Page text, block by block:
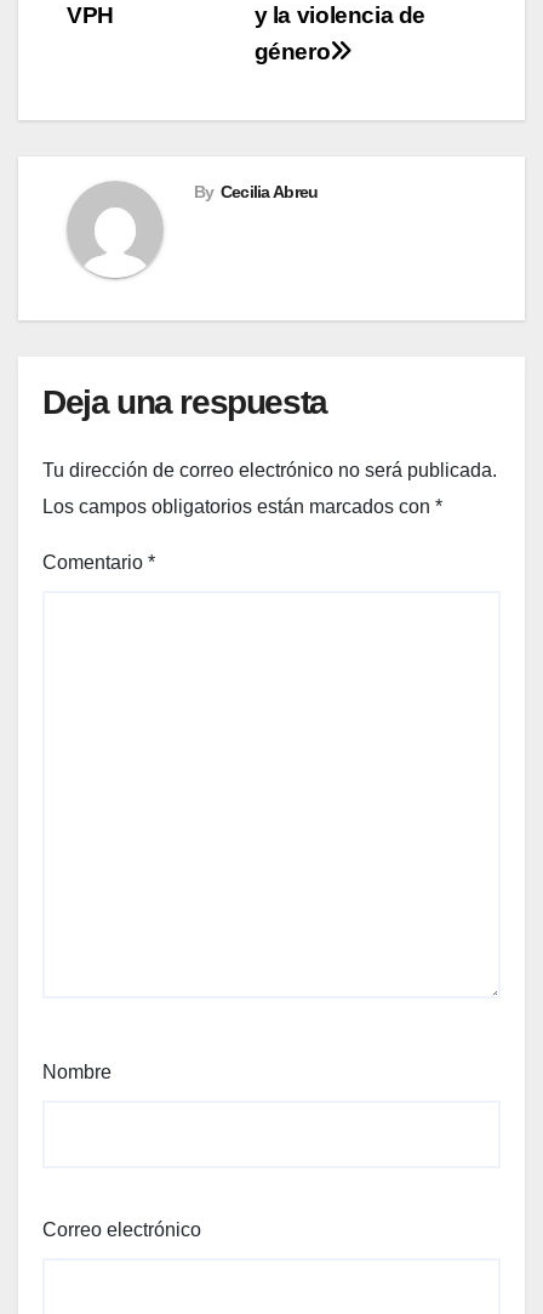
y la violencia de
género
VPH
By Cecilia Abreu
Deja una respuesta
Tu dirección de correo electrónico no será publicada.
Los campos obligatorios están marcados con *
Comentario *
Nombre
Correo electrónico